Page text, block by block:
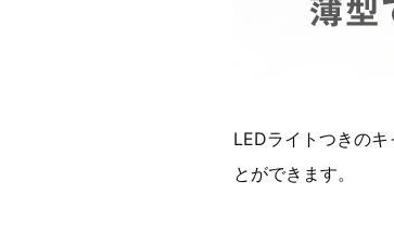
LEDライトつきの
とができます。